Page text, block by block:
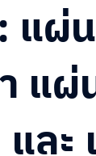
แผ่
แ
และ